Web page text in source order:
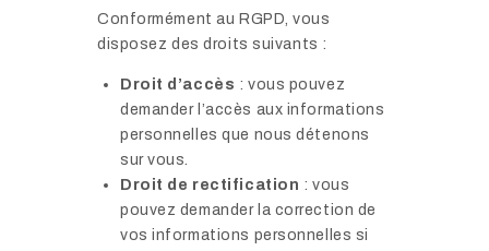
Conformément au RGPD, vous
disposez des droits suivants :
Droit d’accès : vous pouvez
demander l’accès aux informations
personnelles que nous détenons
sur vous.
Droit de rectification : vous
pouvez demander la correction de
vos informations personnelles si